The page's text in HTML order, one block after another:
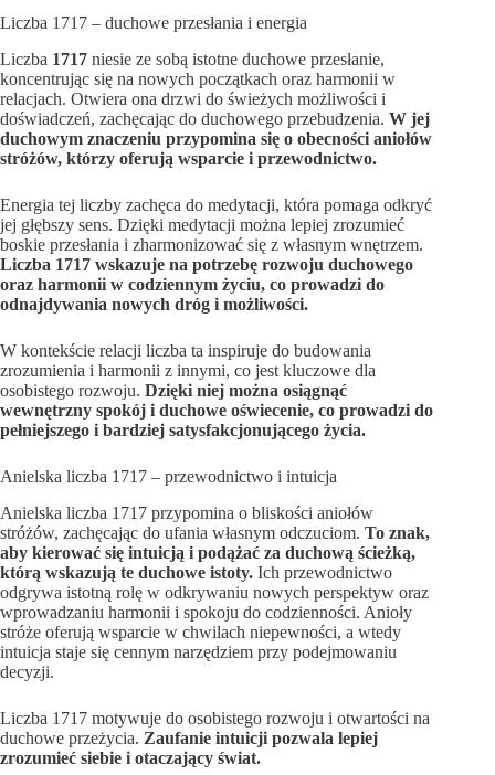
Liczba 1717 – duchowe przesłania i energia
Liczba 1717 niesie ze sobą istotne duchowe przesłanie,
koncentrując się na nowych początkach oraz harmonii w
relacjach. Otwiera ona drzwi do świeżych możliwości i
doświadczeń, zachęcając do duchowego przebudzenia. W jej
duchowym znaczeniu przypomina się o obecności aniołów
stróżów, którzy oferują wsparcie i przewodnictwo.
Energia tej liczby zachęca do medytacji, która pomaga odkryć
jej głębszy sens. Dzięki medytacji można lepiej zrozumieć
boskie przesłania i zharmonizować się z własnym wnętrzem.
Liczba 1717 wskazuje na potrzebę rozwoju duchowego
oraz harmonii w codziennym życiu, co prowadzi do
odnajdywania nowych dróg i możliwości.
W kontekście relacji liczba ta inspiruje do budowania
zrozumienia i harmonii z innymi, co jest kluczowe dla
osobistego rozwoju. Dzięki niej można osiągnąć
wewnętrzny spokój i duchowe oświecenie, co prowadzi do
pełniejszego i bardziej satysfakcjonującego życia.
Anielska liczba 1717 – przewodnictwo i intuicja
Anielska liczba 1717 przypomina o bliskości aniołów
stróżów, zachęcając do ufania własnym odczuciom. To znak,
aby kierować się intuicją i podążać za duchową ścieżką,
którą wskazują te duchowe istoty. Ich przewodnictwo
odgrywa istotną rolę w odkrywaniu nowych perspektyw oraz
wprowadzaniu harmonii i spokoju do codzienności. Anioły
stróże oferują wsparcie w chwilach niepewności, a wtedy
intuicja staje się cennym narzędziem przy podejmowaniu
decyzji.
Liczba 1717 motywuje do osobistego rozwoju i otwartości na
duchowe przeżycia. Zaufanie intuicji pozwala lepiej
zrozumieć siebie i otaczający świat.